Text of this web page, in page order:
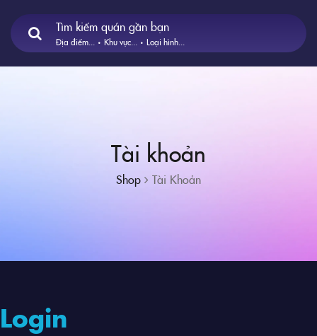
Tìm kiếm quán gần bạn
Địa điểm... Khu vực... Loại hình...
Tài khoản
Shop Tài Khoản
Login